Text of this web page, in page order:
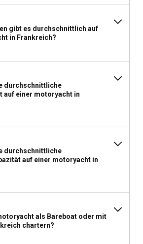
nach einem raffinierten
ich, um in Frankreich eine
sollten Sie für wärmere
und für kühleres Wetter schwerere
Vergessen Sie nicht Ihre
gibt es durchschnittlich auf
in Frankreich?
durchschnittliche
auf einer motoryacht in
durchschnittliche
auf einer motoryacht in
als Bareboat oder mit
chartern?